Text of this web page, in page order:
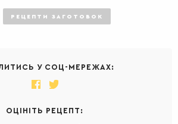
РЕЦЕПТИ ЗАГОТОВОК
У СОЦ-МЕРЕЖАХ:
ОЦІНІТЬ РЕЦЕПТ: